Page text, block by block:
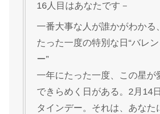
16人目はあなたです－
一番大事な人が誰かがわかる
たった一度の特別な日“バレ
ー”
一年にたった一度、この星が
できらめく日がある。2月14
タインデー。それは、あなた